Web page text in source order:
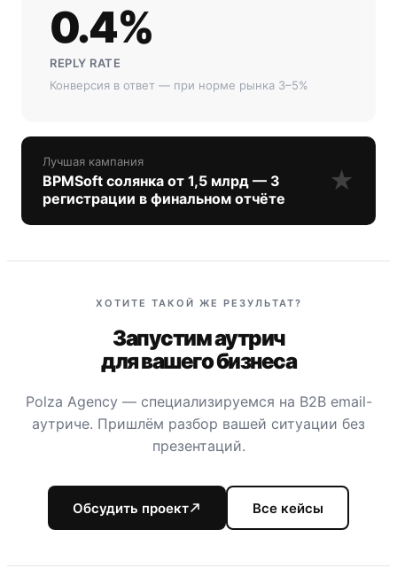
0.4%
REPLY RATE
Конверсия в ответ — при норме рынка 3–5%
Лучшая кампания
BPMSoft солянка от 1,5 млрд — 3
регистрации в финальном отчёте
★
ХОТИТЕ ТАКОЙ ЖЕ РЕЗУЛЬТАТ?
Запустим аутрич
для вашего бизнеса
Polza Agency — специализируемся на B2B email-
аутриче. Пришлём разбор вашей ситуации без
презентаций.
Обсудить проект Все кейсы